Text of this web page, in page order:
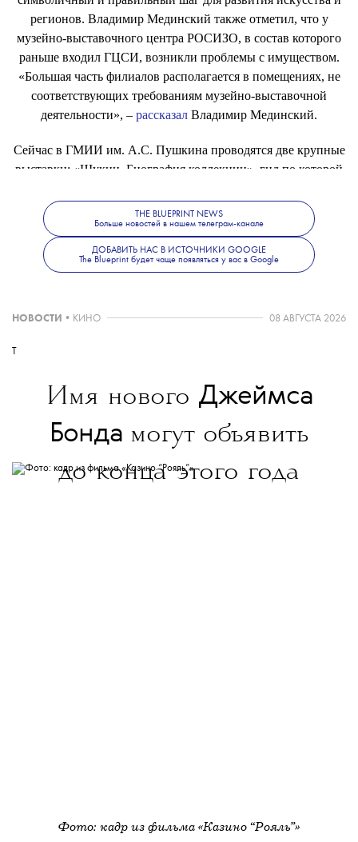
регионов. Владимир Мединский также отметил, что у
музейно-выставочного центра РОСИЗО, в состав которого
раньше входил ГЦСИ, возникли проблемы с имуществом.
«Большая часть филиалов располагается в помещениях, не
соответствующих требованиям музейно-выставочной
деятельности», – рассказал Владимир Мединский.
Сейчас в ГМИИ им. А.С. Пушкина проводятся две крупные
выставки: «Щукин. Биография коллекции», гид по которой
Избранное».
THE BLUEPRINT NEWS
Больше новостей в нашем телеграм-канале
ДОБАВИТЬ НАС В ИСТОЧНИКИ GOOGLE
The Blueprint будет чаще появляться у вас в Google
НОВОСТИ • КИНО 08 АВГУСТА 2026
T
Имя нового Джеймса
Бонда могут объявить
до конца этого года
Фото: кадр из фильма «Казино “Рояль”»